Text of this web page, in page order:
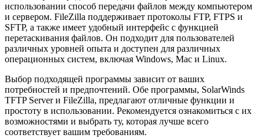
использовании способ передачи файлов между компьютером
и сервером. FileZilla поддерживает протоколы FTP, FTPS и
SFTP, а также имеет удобный интерфейс с функцией
перетаскивания файлов. Он подходит для пользователей
различных уровней опыта и доступен для различных
операционных систем, включая Windows, Mac и Linux.
Выбор подходящей программы зависит от ваших
потребностей и предпочтений. Обе программы, SolarWinds
TFTP Server и FileZilla, предлагают отличные функции и
простоту в использовании. Рекомендуется ознакомиться с их
возможностями и выбрать ту, которая лучше всего
соответствует вашим требованиям.